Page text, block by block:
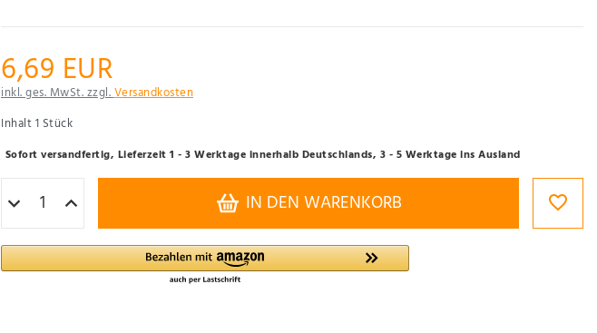
6,69 EUR
inkl. ges. MwSt. zzgl.Versandkosten
Inhalt1 Stück
Sofort versandfertig, Lieferzeit 1 - 3 Werktage innerhalb Deutschlands, 3 - 5 Werktage ins Ausland
IN DEN WARENKORB